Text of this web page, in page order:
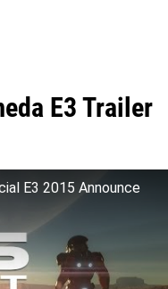
E3 Trailer
E3 2015 Announce